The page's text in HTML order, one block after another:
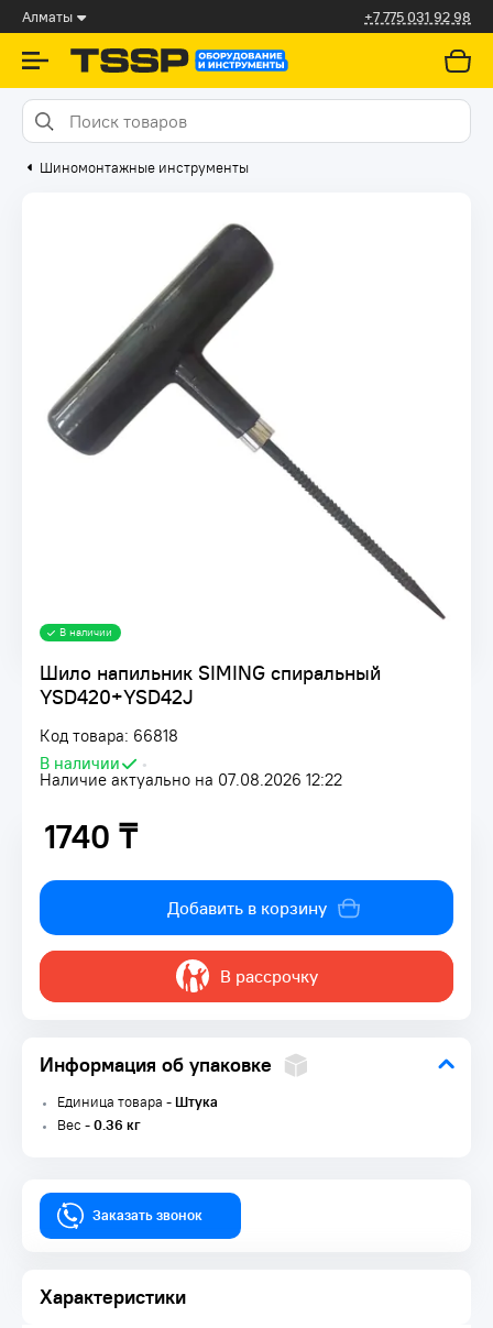
Алматы +7 775 031 92 98
Шиномонтажные инструменты
Шило напильник SIMING спиральный
YSD420+YSD42J
Код товара: 66818
В наличии
•
Наличие актуально на 07.08.2026 12:22
В наличии
1740 ₸
1740 ₸
Добавить в корзину
В рассрочку
Информация об упаковке
Единица товара -Штука
Вес -0.36 кг
Заказать звонок
Характеристики